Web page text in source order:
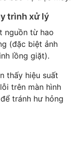
trình xử lý
nguồn từ hao
(đặc biệt ảnh
lồng giặt).
thấy hiệu suất
trên màn hình
tránh hư hỏng